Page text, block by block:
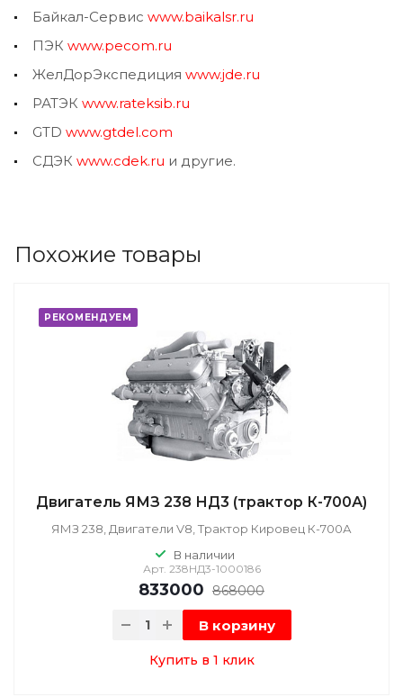
Байкал-Сервис www.baikalsr.ru
ПЭК www.pecom.ru
ЖелДорЭкспедиция www.jde.ru
РАТЭК www.rateksib.ru
GTD www.gtdel.com
СДЭК www.cdek.ru и другие.
Похожие товары
РЕКОМЕНДУЕМ
Двигатель ЯМЗ 238 НД3 (трактор К-700А)
ЯМЗ 238, Двигатели V8, Трактор Кировец К-700А
В наличии
Арт. 238НД3-1000186
833000 868000
В корзину
Купить в 1 клик